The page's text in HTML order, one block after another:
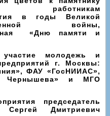
работникам
в годы Великой
войны,
«Дню памяти и
молодежь и
г. Москвы:
ФАУ «ГосНИИАС»,
и МГО
председатель
Дмитриевич